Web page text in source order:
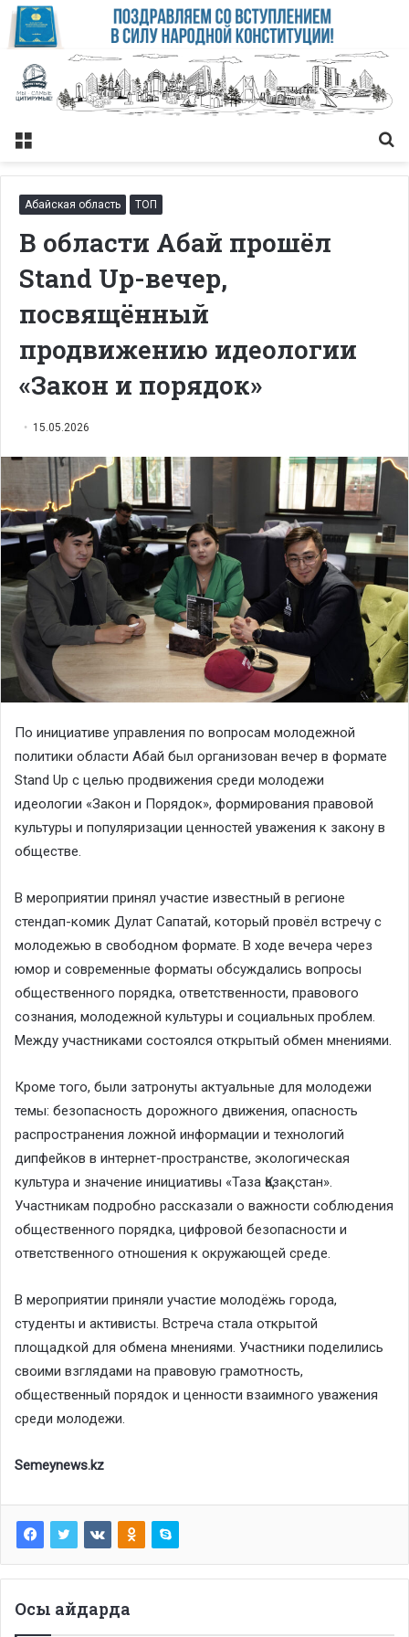
Меню
Абайская область ТОП
В области Абай прошёл
Stand Up-вечер,
посвящённый
продвижению идеологии
«Закон и порядок»
15.05.2026
По инициативе управления по вопросам молодежной
политики области Абай был организован вечер в формате
Stand Up с целью продвижения среди молодежи
идеологии «Закон и Порядок», формирования правовой
культуры и популяризации ценностей уважения к закону в
обществе.
В мероприятии принял участие известный в регионе
стендап-комик Дулат Сапатай, который провёл встречу с
молодежью в свободном формате. В ходе вечера через
юмор и современные форматы обсуждались вопросы
общественного порядка, ответственности, правового
сознания, молодежной культуры и социальных проблем.
Между участниками состоялся открытый обмен мнениями.
Кроме того, были затронуты актуальные для молодежи
темы: безопасность дорожного движения, опасность
распространения ложной информации и технологий
дипфейков в интернет-пространстве, экологическая
культура и значение инициативы «Таза Қазақстан».
Участникам подробно рассказали о важности соблюдения
общественного порядка, цифровой безопасности и
ответственного отношения к окружающей среде.
В мероприятии приняли участие молодёжь города,
студенты и активисты. Встреча стала открытой
площадкой для обмена мнениями. Участники поделились
своими взглядами на правовую грамотность,
общественный порядок и ценности взаимного уважения
среди молодежи.
Semeynews.kz
Осы айдарда